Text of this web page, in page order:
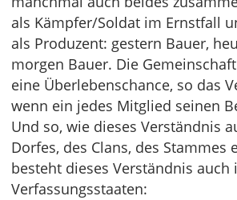
als Kämpfer/Soldat im Ernstfall
als Produzent: gestern Bauer,
morgen Bauer. Die
eine Überlebenschance, so das
wenn ein jedes Mitglied seinen
Und so, wie dieses Verständnis
Dorfes, des Clans, des Stammes
besteht dieses Verständnis auch
Verfassungsstaaten: